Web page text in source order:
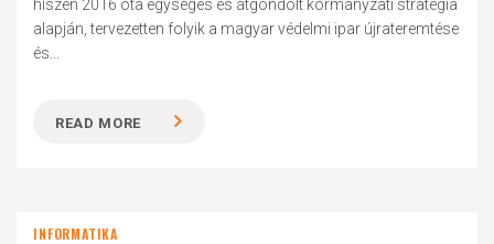
hiszen 2016 óta egységes és átgondolt kormányzati stratégia
alapján, tervezetten folyik a magyar védelmi ipar újrateremtése
és...
READ MORE
INFORMATIKA